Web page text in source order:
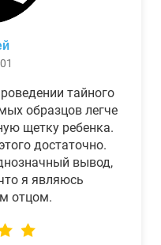
тайного
образцов легче
щетку ребенка.
достаточно.
вывод,
я являюсь
отцом.